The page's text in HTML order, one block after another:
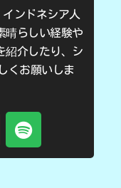
ンドネシア人
晴らしい経験や
紹介したり、シ
くお願いしま